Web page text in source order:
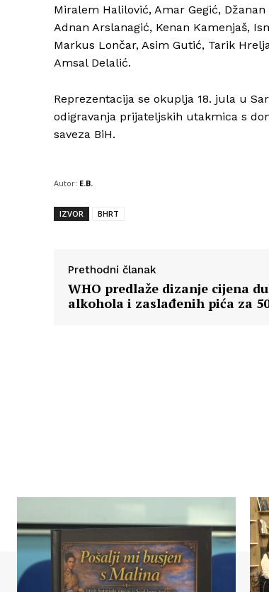
Miralem Halilović, Amar Gegić,
Adnan Arslanagić, Kenan Kamenjaš,
Markus Lončar, Asim Gutić, Tarik
Amsal Delalić.
Reprezentacija se okuplja 18. jula u
odigravanja prijateljskih utakmica s
saveza BiH.
Autor: E.B.
IZVOR BHRT
Prethodni članak
WHO predlaže dizanje cijena
alkohola i zaslađenih pića za